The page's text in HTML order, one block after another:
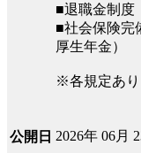
■退職金制度
■社会保険完
厚生年金）
※各規定あり
公開日 2026年 06月